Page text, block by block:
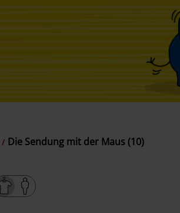
Die Sendung mit der Maus (10)